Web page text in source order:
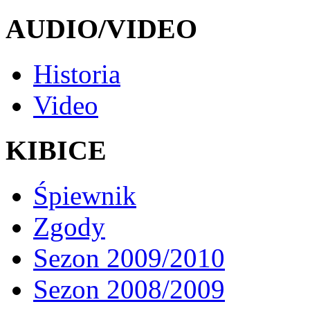
AUDIO/VIDEO
Historia
Video
KIBICE
Śpiewnik
Zgody
Sezon 2009/2010
Sezon 2008/2009